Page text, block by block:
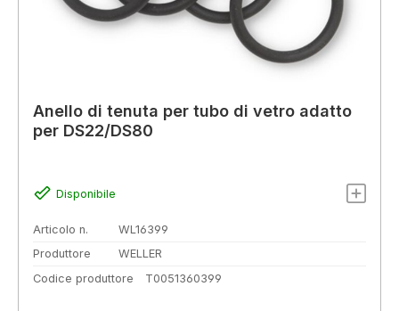
Anello di tenuta per tubo di vetro adatto
per DS22/DS80
Disponibile
Articolo n.
WL16399
Produttore
WELLER
Codice produttore
T0051360399